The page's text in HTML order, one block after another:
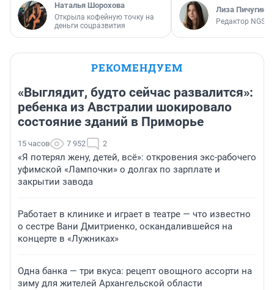
Наталья Шорохова
Открыла кофейную точку на
деньги соцразвития
Лиза Пичугина
Редактор
РЕКОМЕНДУЕМ
«Выглядит, будто сейчас развалится»:
ребенка из Австралии шокировало
состояние зданий в Приморье
15 часов 7 952 2
«Я потерял жену, детей, всё»: откровения экс-рабочего
уфимской «Лампочки» о долгах по зарплате и
закрытии завода
Работает в клинике и играет в театре — что известно
о сестре Вани Дмитриенко, оскандалившейся на
концерте в «Лужниках»
Одна банка — три вкуса: рецепт овощного ассорти на
зиму для жителей Архангельской области